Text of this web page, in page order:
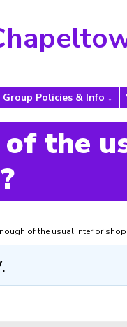
Group Policies & Info
of the
of the usual interior